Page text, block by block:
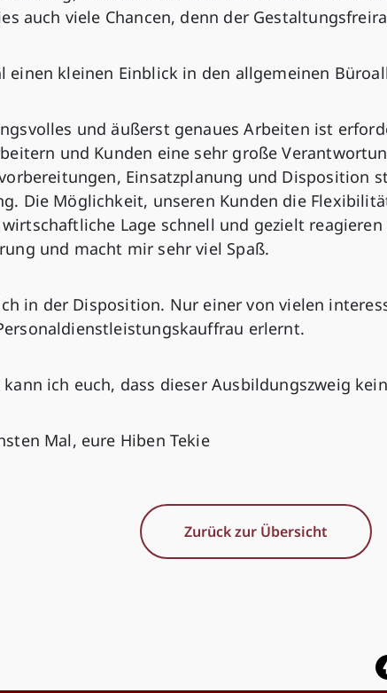
auch viele Chancen, denn der
einen kleinen Einblick in den allgemeinen
und äußerst genaues Arbeiten ist
und Kunden eine sehr große
Einsatzplanung und Disposition
Die Möglichkeit, unseren Kunden die
Lage schnell und gezielt
und macht mir sehr viel Spaß.
in der Disposition. Nur einer von vielen
erlernt.
kann ich euch, dass dieser Ausbildungszweig
Mal, eure Hiben Tekie
Zurück zur Übersicht